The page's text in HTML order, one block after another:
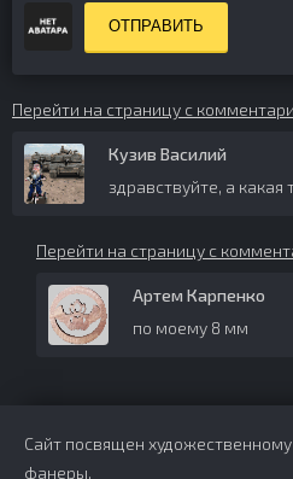
ОТПРАВИТЬ
Перейти на страницу с
Кузив Василий
здравствуйте, а
Перейти на страницу с
Артем Карпенко
по моему 8 мм
Сайт посвящен
фанеры.